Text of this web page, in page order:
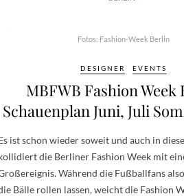
Fotos: Fashion-Week Berlin
DESIGNER EVENTS
MBFWB Fashion Week
Schauenplan Juni, Juli
ist schon wieder soweit und auch in
die Berliner Fashion Week mit
Während die Fußballfans
Bälle rollen lassen, weicht die Fashion